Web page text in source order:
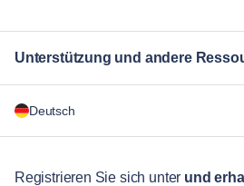
Unterstützung und andere
Für Unternehmen
Gästebetreuung
Deutsch
English
Registrieren Sie sich unter und